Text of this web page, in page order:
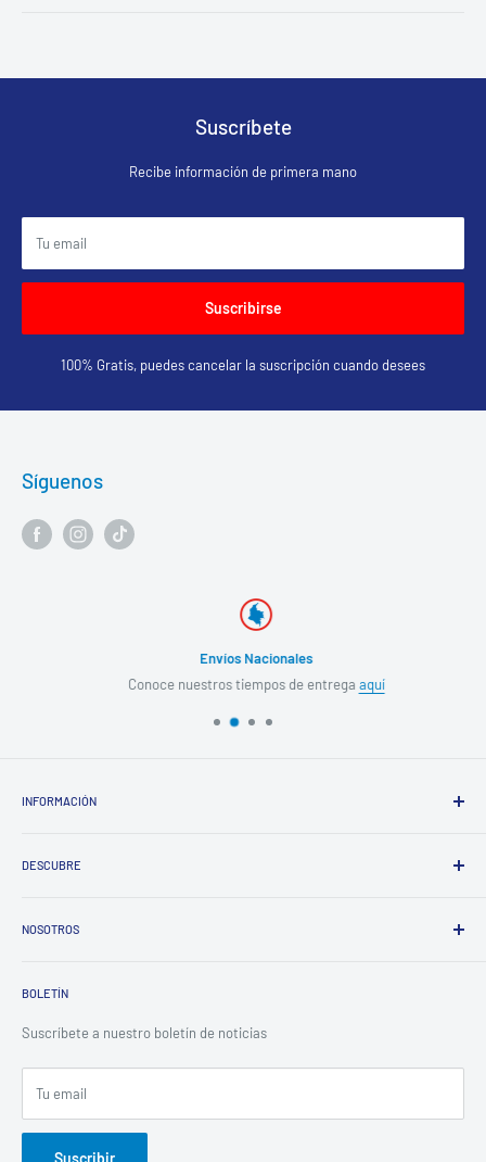
Suscríbete
Recibe información de primera mano
Tu email
Suscribirse
100% Gratis, puedes cancelar la suscripción cuando desees
Síguenos
Envíos Nacionales
Conoce nuestros tiempos de entregaaquí
INFORMACIÓN
Garantías y Devoluciones
Métodos de Pago
DESCUBRE
Puntos Colombia
Descuentos para Profesionales de la Salud
NOSOTROS
Ubicaciones
BOLETÍN
Suscríbete a nuestro boletín de noticias
Tu email
Suscribir